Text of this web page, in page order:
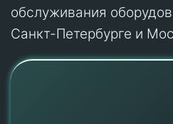
обслуживания
Санкт-Петербурге и